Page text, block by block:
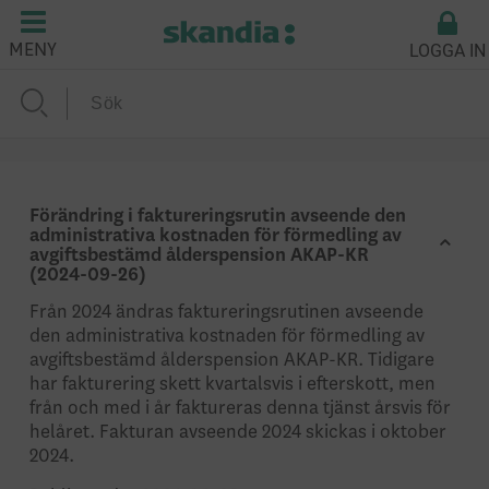
MENY LOGGA IN
Förändring i faktureringsrutin avseende den
administrativa kostnaden för förmedling av
avgiftsbestämd ålderspension AKAP-KR
(2024-09-26)
Från 2024 ändras faktureringsrutinen avseende
den administrativa kostnaden för förmedling av
avgiftsbestämd ålderspension AKAP-KR. Tidigare
har fakturering skett kvartalsvis i efterskott, men
från och med i år faktureras denna tjänst årsvis för
helåret. Fakturan avseende 2024 skickas i oktober
2024.